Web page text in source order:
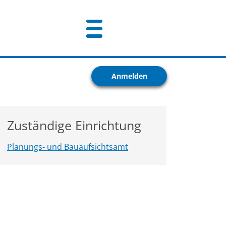
Anmelden
Zuständige Einrichtung
Planungs- und Bauaufsichtsamt